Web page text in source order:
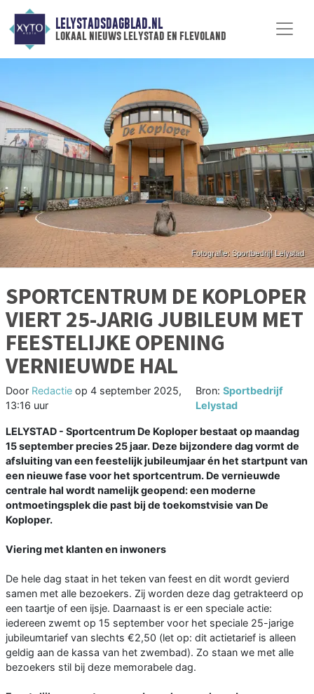
LELYSTADSDAGBLAD.NL
lokaal nieuws lelystad en flevoland
SPORTCENTRUM DE KOPLOPER
VIERT 25-JARIG JUBILEUM MET
FEESTELIJKE OPENING
VERNIEUWDE HAL
Door Redactie op 4 september 2025,
13:16 uur
Bron: Sportbedrijf
Lelystad
LELYSTAD - Sportcentrum De Koploper bestaat op maandag
15 september precies 25 jaar. Deze bijzondere dag vormt de
afsluiting van een feestelijk jubileumjaar én het startpunt van
een nieuwe fase voor het sportcentrum. De vernieuwde
centrale hal wordt namelijk geopend: een moderne
ontmoetingsplek die past bij de toekomstvisie van De
Koploper.
Viering met klanten en inwoners
De hele dag staat in het teken van feest en dit wordt gevierd
samen met alle bezoekers. Zij worden deze dag getrakteerd op
een taartje of een ijsje. Daarnaast is er een speciale actie:
iedereen zwemt op 15 september voor het speciale 25-jarige
jubileumtarief van slechts €2,50 (let op: dit actietarief is alleen
geldig aan de kassa van het zwembad). Zo staan we met alle
bezoekers stil bij deze memorabele dag.